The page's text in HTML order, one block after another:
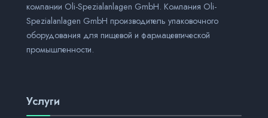
компании Оli-Spezialanlagen GmbH. Компания Оli-
Spezialanlagen GmbH производитель упаковочного
оборудования для пищевой и фармацевтической
промышленности.
Услуги